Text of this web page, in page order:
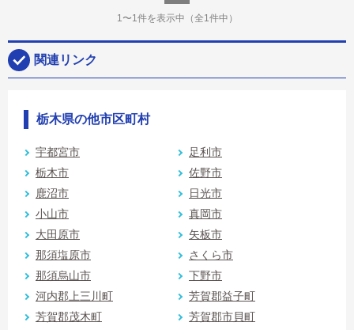
1〜1件を表示中 （全1件中）
関連リンク
栃木県の他市区町村
宇都宮市
足利市
栃木市
佐野市
鹿沼市
日光市
小山市
真岡市
大田原市
矢板市
那須塩原市
さくら市
那須烏山市
下野市
河内郡上三川町
芳賀郡益子町
芳賀郡茂木町
芳賀郡市貝町